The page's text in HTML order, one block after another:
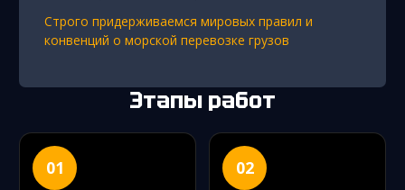
Строго придерживаемся мировых правил и
конвенций о морской перевозке грузов
Этапы работ
01 02